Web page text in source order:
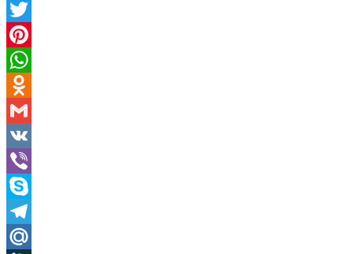
Facebook
Twitter
Pinterest
WhatsApp
Odnoklassniki
Gmail
VK
Viber
Skype
Telegram